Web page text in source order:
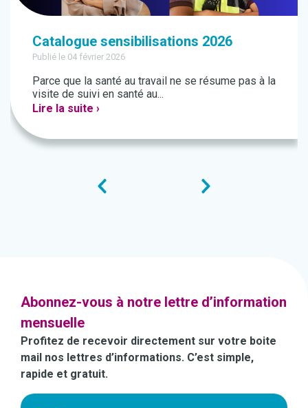
Catalogue sensibilisations 2026
Publié le 04 février 2026
Parce que la santé au travail ne se résume pas à la
visite de suivi en santé au...
Lire la suite ›
Abonnez-vous à notre lettre d’information
mensuelle
Profitez de recevoir directement sur votre boite
mail nos lettres d’informations. C’est simple,
rapide et gratuit.